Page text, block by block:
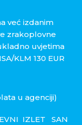
već izdanim
zrakoplovne
uvjetima
KLM 130 EUR
u agenciji)
IZLET SAN